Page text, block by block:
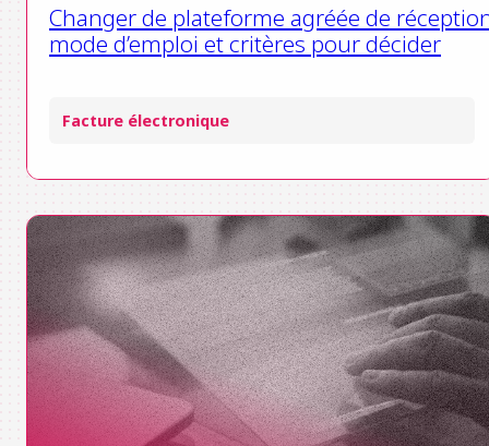
Changer de plateforme agréée de
mode d’emploi et critères pour décider
Facture électronique